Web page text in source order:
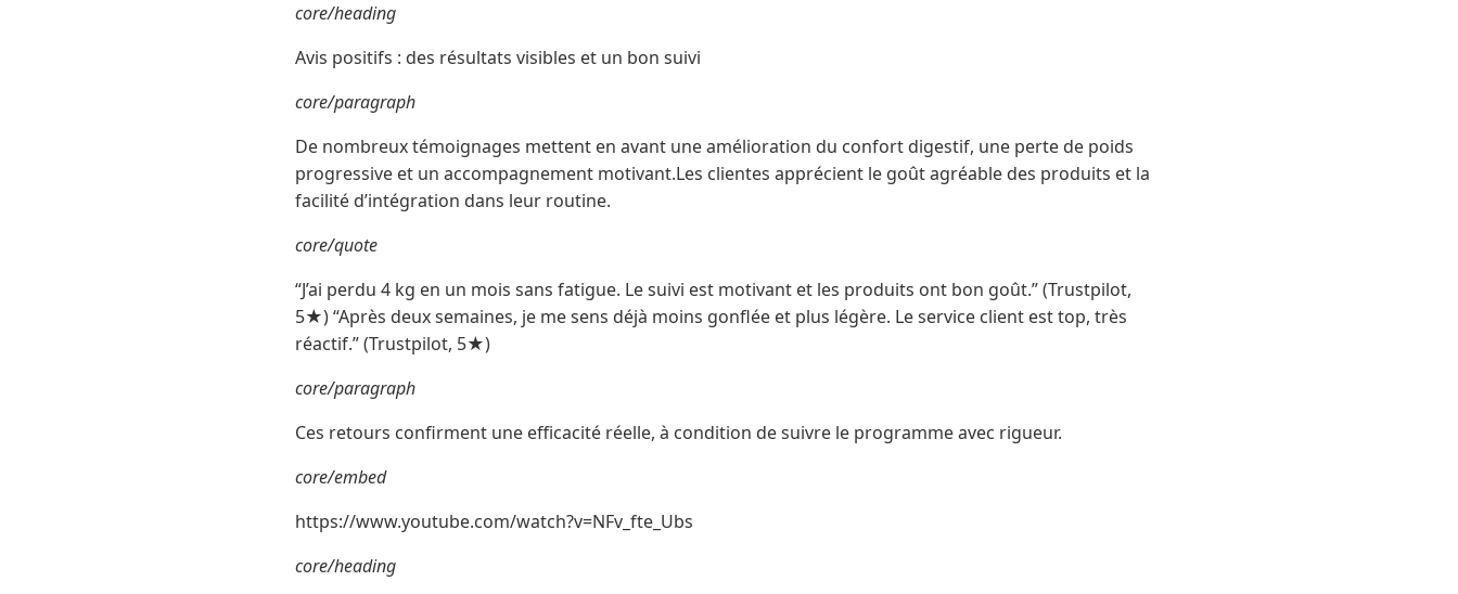
core/heading
Avis positifs : des résultats visibles et un bon suivi
core/paragraph
De nombreux témoignages mettent en avant une amélioration du confort digestif, une perte de poids
progressive et un accompagnement motivant.Les clientes apprécient le goût agréable des produits et la
facilité d’intégration dans leur routine.
core/quote
“J’ai perdu 4 kg en un mois sans fatigue. Le suivi est motivant et les produits ont bon goût.” (Trustpilot,
5★) “Après deux semaines, je me sens déjà moins gonflée et plus légère. Le service client est top, très
réactif.” (Trustpilot, 5★)
core/paragraph
Ces retours confirment une efficacité réelle, à condition de suivre le programme avec rigueur.
core/embed
https://www.youtube.com/watch?v=NFv_fte_Ubs
core/heading